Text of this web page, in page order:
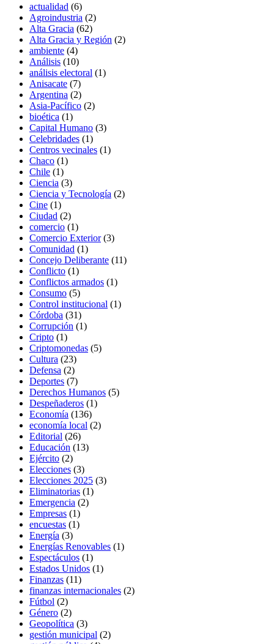
actualidad (6)
Agroindustria (2)
Alta Gracia (62)
Alta Gracia y Región (2)
ambiente (4)
Análisis (10)
análisis electoral (1)
Anisacate (7)
Argentina (2)
Asia-Pacífico (2)
bioética (1)
Capital Humano (3)
Celebridades (1)
Centros vecinales (1)
Chaco (1)
Chile (1)
Ciencia (3)
Ciencia y Tecnología (2)
Cine (1)
Ciudad (2)
comercio (1)
Comercio Exterior(3)
Comunidad (1)
Concejo Deliberante (11)
Conflicto (1)
Conflictos armados (1)
Consumo (5)
Control institucional (1)
Córdoba (31)
Corrupción (1)
Cripto (1)
Criptomonedas (5)
Cultura (23)
Defensa (2)
Deportes (7)
Derechos Humanos (5)
Despeñaderos (1)
Economía (136)
economía local (2)
Editorial (26)
Educación (13)
Ejército (2)
Elecciones (3)
Elecciones 2025 (3)
Eliminatorias (1)
Emergencia (2)
Empresas (1)
encuestas (1)
Energía (3)
Energías Renovables (1)
Espectáculos (1)
Estados Unidos (1)
Finanzas (11)
finanzas internacionales (2)
Fútbol (2)
Género (2)
Geopolítica (3)
gestión municipal (2)